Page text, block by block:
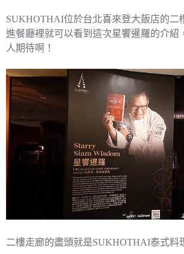
SUKHOTHAI位於台北喜來登大飯店的二
進餐廳裡就可以看到這次星饗暹羅的介紹
人期待啊！
二樓走廊的盡頭就是SUKHOTHAI泰式料